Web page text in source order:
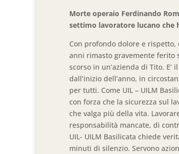
Morte operaio Ferdinando
settimo lavoratore lucano che
Con profondo dolore e
anni rimasto gravemente ferito
scorso in un’azienda di Tito.
dall’inizio dell’anno, in
per tutti. Come UIL – UILM
con forza che la sicurezza sul
che valga più della vita.
responsabilità mancate, di
UIL- UILM Basilicata chiede
minuti di silenzio. Servono